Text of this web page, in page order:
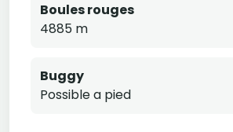
Boules rouges
4885 m
Buggy
Possible a pied